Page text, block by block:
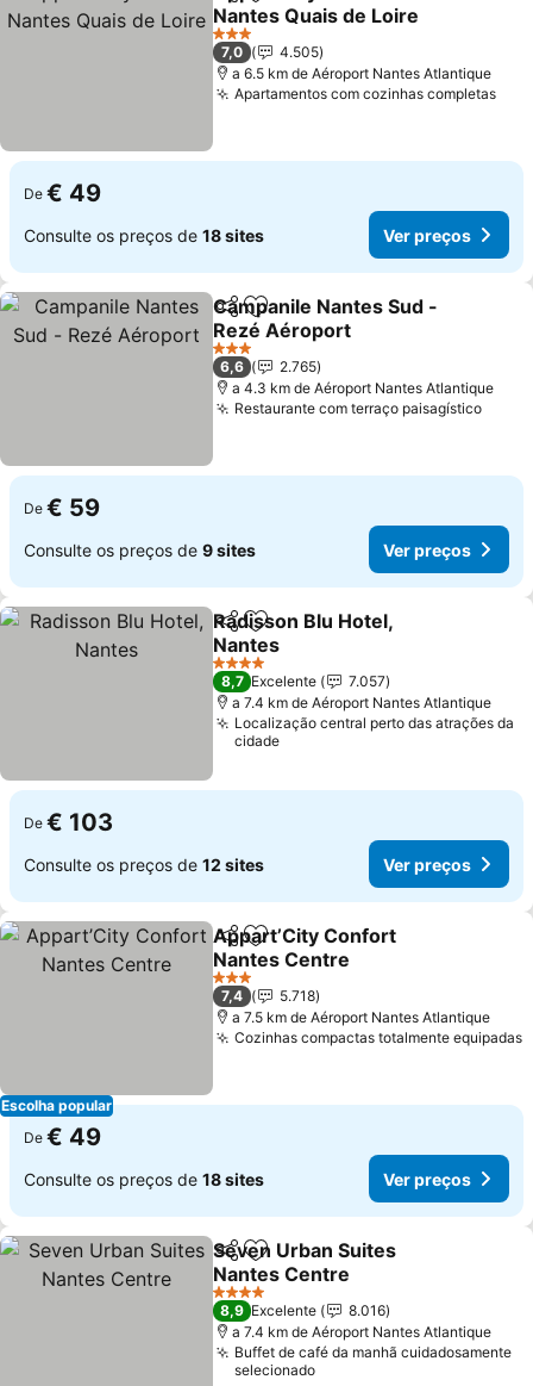
Nantes Quais de Loire
3 Estrelas
7,0
4.505
a 6.5 km de Aéroport Nantes Atlantique
Apartamentos com cozinhas completas
De € 49
Consulte os preços de 18 sites Ver preços
PartilharAdicionar aos favoritos
Campanile Nantes Sud -
Rezé Aéroport
3 Estrelas
6,6
2.765
a 4.3 km de Aéroport Nantes Atlantique
Restaurante com terraço paisagístico
De € 59
Consulte os preços de 9 sites Ver preços
PartilharAdicionar aos favoritos
Radisson Blu Hotel,
Nantes
4 Estrelas
8,7 Excelente
7.057
a 7.4 km de Aéroport Nantes Atlantique
Localização central perto das atrações da
cidade
De € 103
Consulte os preços de 12 sites Ver preços
Escolha popular
PartilharAdicionar aos favoritos
Appart’City Confort
Nantes Centre
3 Estrelas
7,4
5.718
a 7.5 km de Aéroport Nantes Atlantique
Cozinhas compactas totalmente equipadas
De € 49
Consulte os preços de 18 sites Ver preços
PartilharAdicionar aos favoritos
Seven Urban Suites
Nantes Centre
4 Estrelas
8,9 Excelente
8.016
a 7.4 km de Aéroport Nantes Atlantique
Buffet de café da manhã cuidadosamente
selecionado